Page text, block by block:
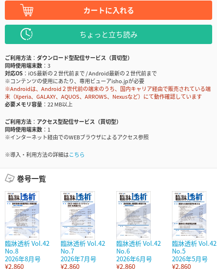
カートに入れる
ちょっと立ち読み
ご利用方法
ダウンロード型配信サービス（買切型）
同時使用端末数
3
対応OS
iOS最新の２世代前まで / Android最新の２世代前まで
※コンテンツの使用にあたり、専用ビューアisho.jpが必要
※Androidは、Android２世代前の端末のうち、国内キャリア経由で販売されている端
末（Xperia、GALAXY、AQUOS、ARROWS、Nexusなど）にて動作確認しています
必要メモリ容量
22 MB以上
ご利用方法
アクセス型配信サービス（買切型）
同時使用端末数
1
※インターネット経由でのWEBブラウザによるアクセス参照
※導入・利用方法の詳細はこちら
巻号一覧
臨牀透析 Vol.42
No.8
2026年8月号
¥2,860
臨牀透析 Vol.42
No.7
2026年7月号
¥2,860
臨牀透析 Vol.42
No.6
2026年6月号
¥2,860
臨牀透析 Vol.42
No.5
2026年5月号
¥2,860